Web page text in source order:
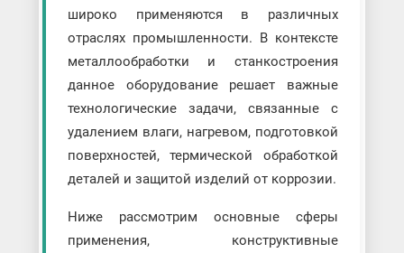
широко применяются в различных
отраслях промышленности. В контексте
металлообработки и станкостроения
данное оборудование решает важные
технологические задачи, связанные с
удалением влаги, нагревом, подготовкой
поверхностей, термической обработкой
деталей и защитой изделий от коррозии.
Ниже рассмотрим основные сферы
применения, конструктивные